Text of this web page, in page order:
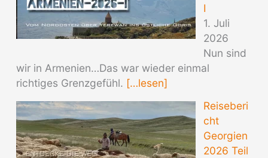
I
1. Juli
2026
Nun sind
wir in Armenien…Das war wieder einmal
richtiges Grenzgefühl. […lesen]
Reiseberi
cht
Georgien
2026 Teil